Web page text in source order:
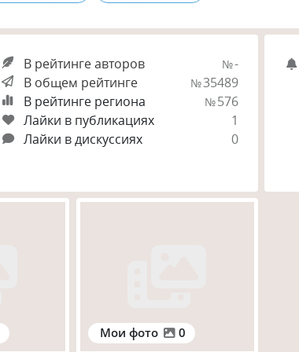
В рейтинге авторов №-
В общем рейтинге
№35489
В рейтинге региона
№576
Лайки в публикациях
1
Лайки в дискуссиях
0
Мои фото 0